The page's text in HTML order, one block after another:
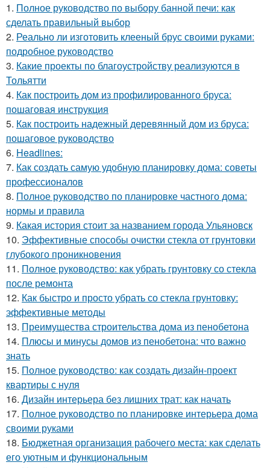
1. Полное руководство по выбору банной печи: как
сделать правильный выбор
2. Реально ли изготовить клееный брус своими руками:
подробное руководство
3. Какие проекты по благоустройству реализуются в
Тольятти
4. Как построить дом из профилированного бруса:
пошаговая инструкция
5. Как построить надежный деревянный дом из бруса:
пошаговое руководство
6. Headlines:
7. Как создать самую удобную планировку дома: советы
профессионалов
8. Полное руководство по планировке частного дома:
нормы и правила
9. Какая история стоит за названием города Ульяновск
10. Эффективные способы очистки стекла от грунтовки
глубокого проникновения
11. Полное руководство: как убрать грунтовку со стекла
после ремонта
12. Как быстро и просто убрать со стекла грунтовку:
эффективные методы
13. Преимущества строительства дома из пенобетона
14. Плюсы и минусы домов из пенобетона: что важно
знать
15. Полное руководство: как создать дизайн-проект
квартиры с нуля
16. Дизайн интерьера без лишних трат: как начать
17. Полное руководство по планировке интерьера дома
своими руками
18. Бюджетная организация рабочего места: как сделать
его уютным и функциональным